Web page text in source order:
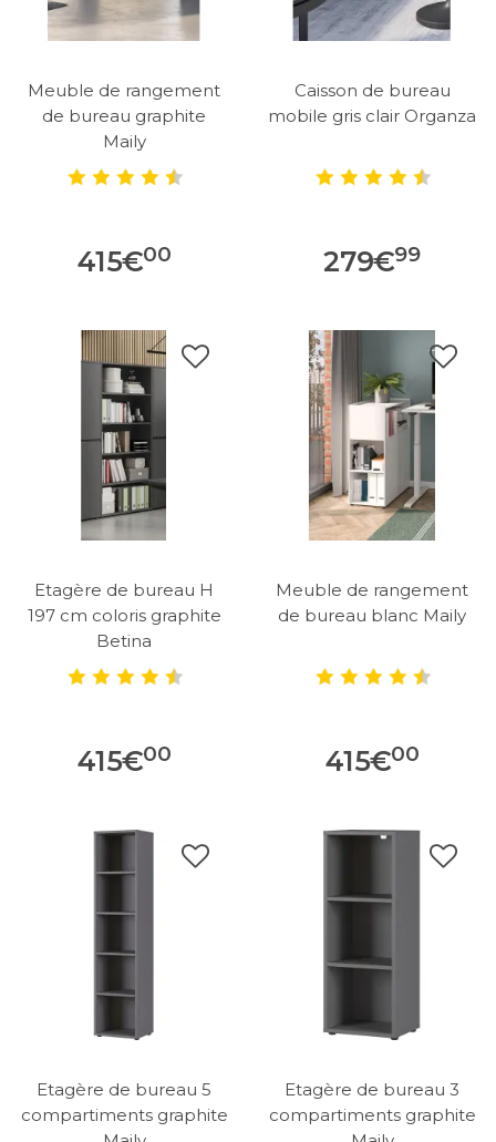
Meuble de rangement
de bureau graphite
Maily
415€00
Caisson de bureau
mobile gris clair Organza
279€99
Etagère de bureau H
197 cm coloris graphite
Betina
415€00
Meuble de rangement
de bureau blanc Maily
415€00
Etagère de bureau 5
compartiments graphite
Etagère de bureau 3
compartiments graphite